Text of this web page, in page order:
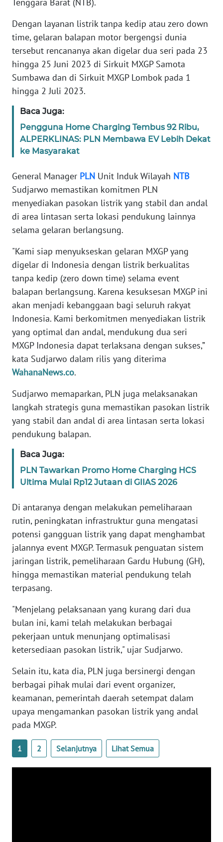
Dengan layanan listrik tanpa kedip atau zero down
time, gelaran balapan motor bergengsi dunia
tersebut rencananya akan digelar dua seri pada 23
hingga 25 Juni 2023 di Sirkuit MXGP Samota
Sumbawa dan di Sirkuit MXGP Lombok pada 1
hingga 2 Juli 2023.
Baca Juga:
Pengguna Home Charging Tembus 92 Ribu,
ALPERKLINAS: PLN Membawa EV Lebih Dekat
ke Masyarakat
General Manager PLN Unit Induk Wilayah NTB
Sudjarwo memastikan komitmen PLN
menyediakan pasokan listrik yang stabil dan andal
di area lintasan serta lokasi pendukung lainnya
selama gelaran berlangsung.
"Kami siap menyukseskan gelaran MXGP yang
digelar di Indonesia dengan listrik berkualitas
tanpa kedip (zero down time) selama event
balapan berlangsung. Karena kesuksesan MXGP ini
akan menjadi kebanggaan bagi seluruh rakyat
Indonesia. Kami berkomitmen menyediakan listrik
yang optimal dan andal, mendukung dua seri
MXGP Indonesia dapat terlaksana dengan sukses,”
kata Sudjarwo dalam rilis yang diterima
WahanaNews.co.
Sudjarwo memaparkan, PLN juga melaksanakan
langkah strategis guna memastikan pasokan listrik
yang stabil dan andal di area lintasan serta lokasi
pendukung balapan.
Baca Juga:
PLN Tawarkan Promo Home Charging HCS
Ultima Mulai Rp12 Jutaan di GIIAS 2026
Di antaranya dengan melakukan pemeliharaan
rutin, peningkatan infrastruktur guna mengatasi
potensi gangguan listrik yang dapat menghambat
jalannya event MXGP. Termasuk penguatan sistem
jaringan listrik, pemeliharaan Gardu Hubung (GH),
hingga memastikan material pendukung telah
terpasang.
"Menjelang pelaksanaan yang kurang dari dua
bulan ini, kami telah melakukan berbagai
pekerjaan untuk menunjang optimalisasi
ketersediaan pasokan listrik," ujar Sudjarwo.
Selain itu, kata dia, PLN juga bersinergi dengan
berbagai pihak mulai dari event organizer,
keamanan, pemerintah daerah setempat dalam
upaya mengamankan pasokan listrik yang andal
pada MXGP.
1 2 Selanjutnya Lihat Semua
Wahana
News
Regional
WN
SUMUT
JAKARTA
WN
WN
BANTEN
WN
WN
KEPRI
WN
PAPUA
WN
PAPUA
BARAT
RIAU
WN
SERAMBI
JAMBI
SULTRA
WN
NTB
WN
SULTENG
WN
SULBAR
BABEL
WN
SUMBAR
WN
SUMSEL
WN
BENGKULU